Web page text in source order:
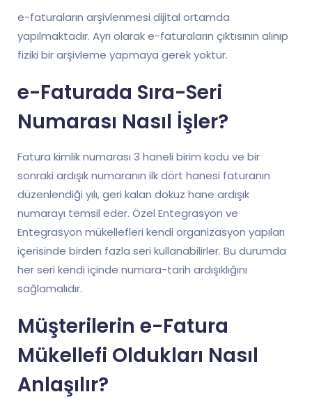
e-faturaların arşivlenmesi dijital ortamda
yapılmaktadır. Ayrı olarak e-faturaların çıktısının alınıp
fiziki bir arşivleme yapmaya gerek yoktur.
e-Faturada Sıra-Seri
Numarası Nasıl İşler?
Fatura kimlik numarası 3 haneli birim kodu ve bir
sonraki ardışık numaranın ilk dört hanesi faturanın
düzenlendiği yılı, geri kalan dokuz hane ardışık
numarayı temsil eder. Özel Entegrasyon ve
Entegrasyon mükellefleri kendi organizasyon yapıları
içerisinde birden fazla seri kullanabilirler. Bu durumda
her seri kendi içinde numara-tarih ardışıklığını
sağlamalıdır.
Müşterilerin e-Fatura
Mükellefi Oldukları Nasıl
Anlaşılır?